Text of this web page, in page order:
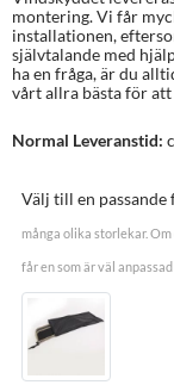
montering. Vi får
installationen,
självtalande med
ha en fråga, är du
vårt allra bästa för
Normal Leveranstid:
Välj till en passande
många olika storlekar.
får en som är väl